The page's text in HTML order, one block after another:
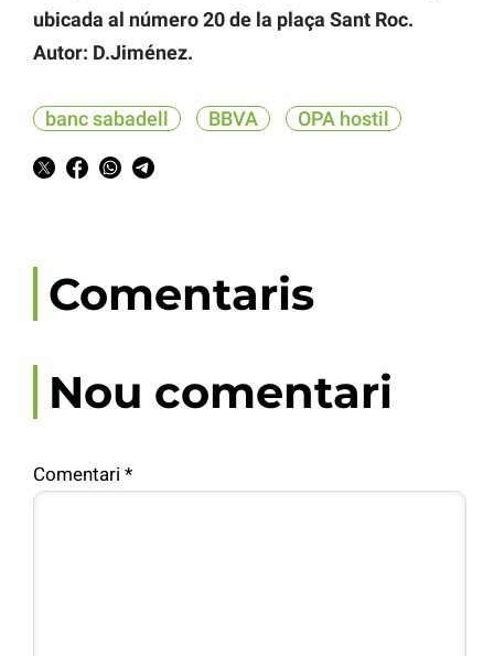
ubicada al número 20 de la plaça Sant Roc.
Autor: D.Jiménez.
banc sabadell BBVA OPA hostil
Comentaris
Nou comentari
Comentari *